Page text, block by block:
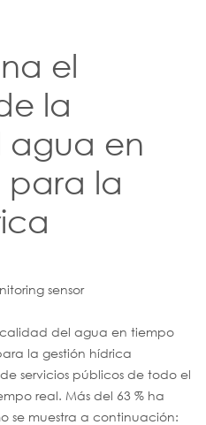
el
la
en
para la
del agua en tiempo
la gestión hídrica
servicios públicos de todo el
real. Más del 63 % ha
se muestra a continuación: